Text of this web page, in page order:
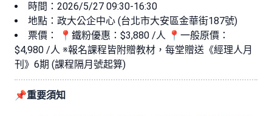
時間：2026/5/27 09:30-16:30
地點：政大公企中心 (台北市大安區金華街187號)
票價： 📍鐵粉優惠：$3,880 /人 📍一般原價：
$4,980 /人 ※報名課程皆附贈教材，每堂贈送《經理人月
刊》6期 (課程隔月號起算)
📌重要須知